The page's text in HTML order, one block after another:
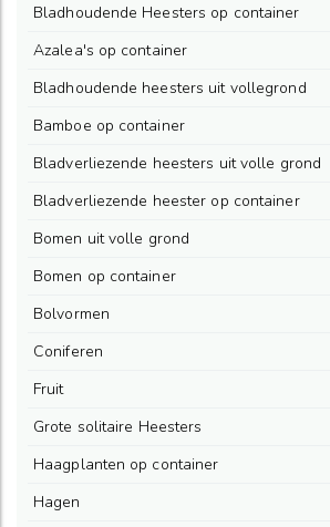
Bladhoudende Heesters op container
Azalea's op container
Bladhoudende heesters uit vollegrond
Bamboe op container
Bladverliezende heesters uit volle grond
Bladverliezende heester op container
Bomen uit volle grond
Bomen op container
Bolvormen
Coniferen
Fruit
Grote solitaire Heesters
Haagplanten op container
Hagen